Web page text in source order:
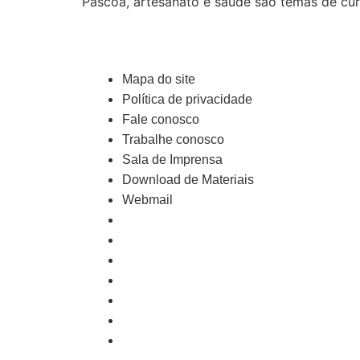
Mapa do site
Política de privacidade
Fale conosco
Trabalhe conosco
Sala de Imprensa
Download de Materiais
Webmail